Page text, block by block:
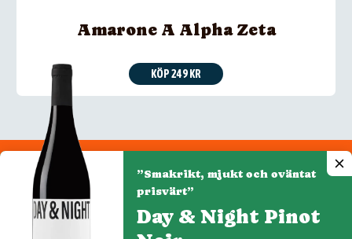
Amarone A Alpha Zeta
KÖP 249 KR
Integritetspolicy
Cookie-inställningar
”Smakrikt, mjukt och oväntat
prisvärt”
Day & Night Pinot